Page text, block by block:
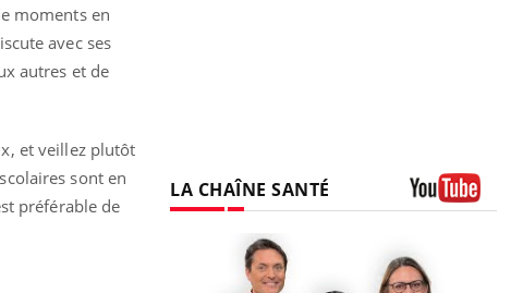
moments en
avec ses
autres et de
et veillez plutôt
sont en
préférable de
LA CHAÎNE SANTÉ